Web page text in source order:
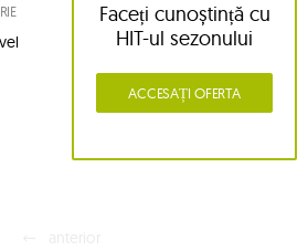
Faceți cunoștință cu
HIT-ul sezonului
ACCESAȚI OFERTA